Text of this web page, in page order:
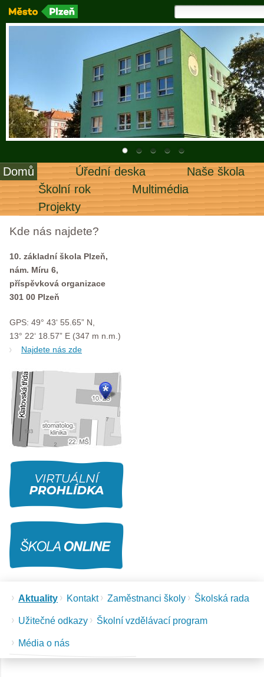
Domů Úřední deska
Naše škola
Školní rok
Multimédia
Projekty
Aktuality Kontakt Zaměstnanci školy Školská rada
Užitečné odkazy Školní vzdělávací program
Média o nás
Kde nás najdete?
10. základní škola Plzeň,
nám. Míru 6,
příspěvková organizace
301 00 Plzeň
GPS: 49° 43‘ 55.65” N,
13° 22‘ 18.57” E (347 m n.m.)
Najdete nás zde